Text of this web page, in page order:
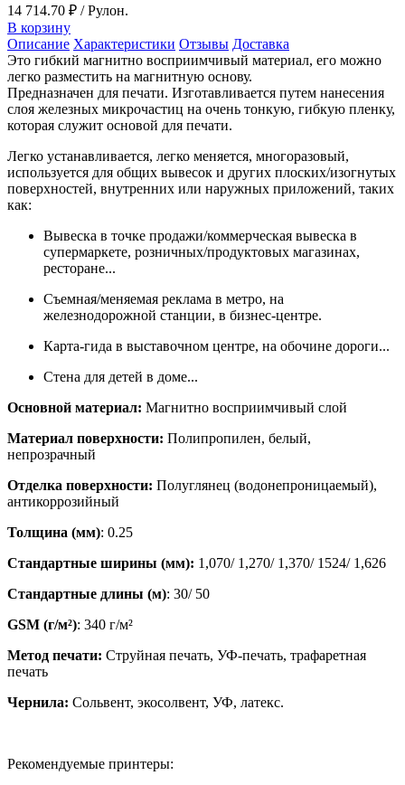
14 714.70 ₽ / Рулон.
В корзину
Описание Характеристики Отзывы Доставка
Это гибкий магнитно восприимчивый материал, его можно
легко разместить на магнитную основу.
Предназначен для печати. Изготавливается путем нанесения
слоя железных микрочастиц на очень тонкую, гибкую пленку,
которая служит основой для печати.
Легко устанавливается, легко меняется, многоразовый,
используется для общих вывесок и других плоских/изогнутых
поверхностей, внутренних или наружных приложений, таких
как:
Вывеска в точке продажи/коммерческая вывеска в
супермаркете, розничных/продуктовых магазинах,
ресторане...
Съемная/меняемая реклама в метро, на
железнодорожной станции, в бизнес-центре.
Карта-гида в выставочном центре, на обочине дороги...
Стена для детей в доме...
Основной материал: Магнитно восприимчивый слой
Материал поверхности: Полипропилен, белый,
непрозрачный
Отделка поверхности: Полуглянец (водонепроницаемый),
антикоррозийный
Толщина (мм): 0.25
Стандартные ширины (мм): 1,070/ 1,270/ 1,370/ 1524/ 1,626
Стандартные длины (м): 30/ 50
GSM (г/м²): 340 г/м²
Метод печати: Струйная печать, УФ-печать, трафаретная
печать
Чернила: Сольвент, экосолвент, УФ, латекс.
Рекомендуемые принтеры: